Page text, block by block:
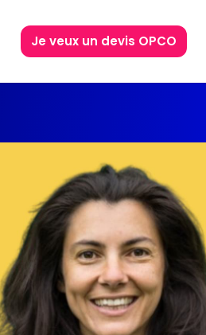
Je veux un devis OPCO